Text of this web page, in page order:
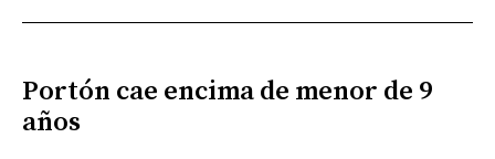
Portón cae encima de menor de 9
años